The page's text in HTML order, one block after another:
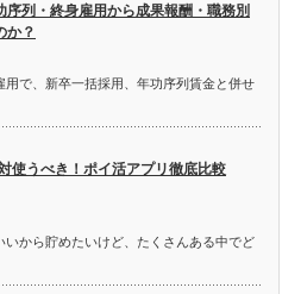
序列・終身雇用から成果報酬・職務別
か？
で、新卒一括採用、年功序列賃金と併せ
使うべき！ポイ活アプリ徹底比較
から貯めたいけど、たくさんある中でど